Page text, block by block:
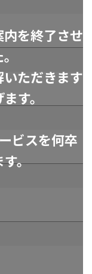
を終了させ
ただきます
す。
ビスを何卒
。